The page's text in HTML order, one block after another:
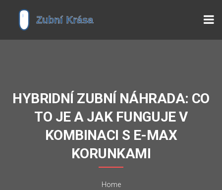
HYBRIDNÍ ZUBNÍ NÁHRADA: CO
TO JE A JAK FUNGUJE V
KOMBINACI S E-MAX
KORUNKAMI
Home